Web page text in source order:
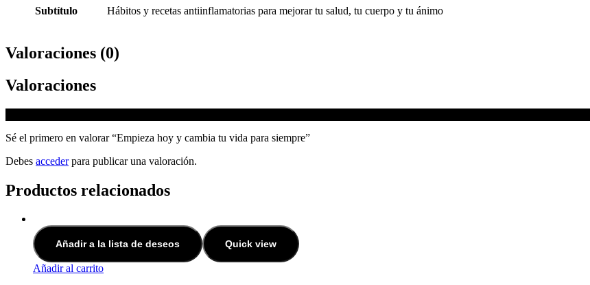
Subtítulo Hábitos y recetas antiinflamatorias para mejorar tu salud, tu cuerpo y tu ánimo
Valoraciones (0)
Valoraciones
Sé el primero en valorar “Empieza hoy y cambia tu vida para siempre”
Debes accederpara publicar una valoración.
Productos relacionados
Añadir a la lista de deseos Quick view
Añadir al carrito